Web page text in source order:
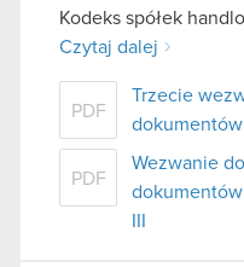
Kodeks spółek
Czytaj dalej
PDF
Trzecie
PDF
Wezwanie